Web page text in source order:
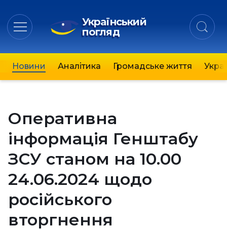
Український
погляд
Новини Аналітика Громадське життя
Оперативна
інформація Генштабу
ЗСУ станом на 10.00
24.06.2024 щодо
російського
вторгнення